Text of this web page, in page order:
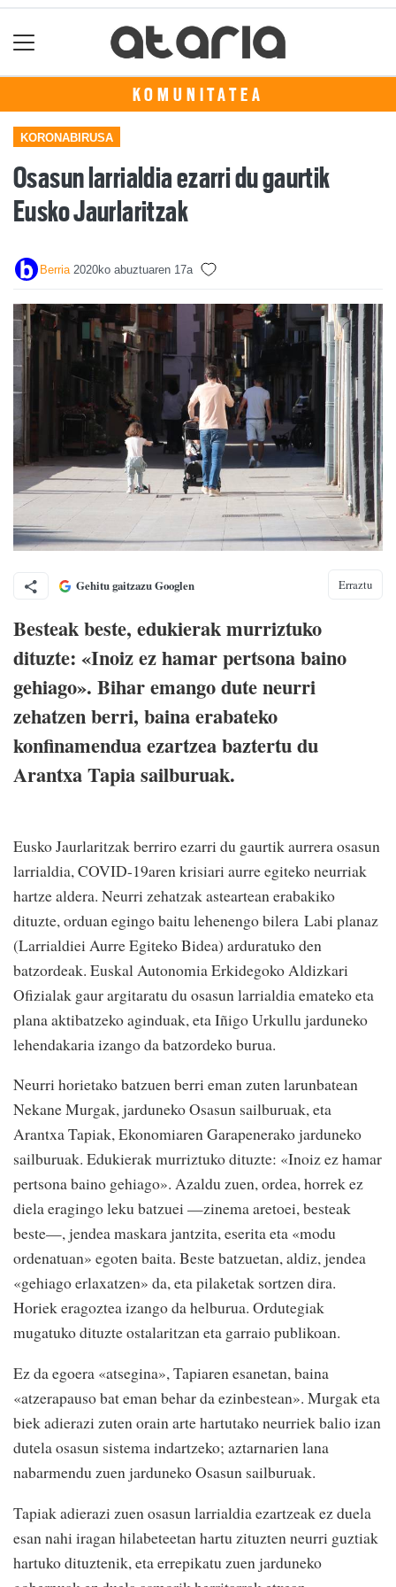
KOMUNITATEA
KORONABIRUSA
Osasun larrialdia ezarri du gaurtik
Eusko Jaurlaritzak
Berria 2020ko abuztuaren 17a
Gehitu gaitzazu Googlen Erraztu
Besteak beste, edukierak murriztuko
dituzte: «Inoiz ez hamar pertsona baino
gehiago». Bihar emango dute neurri
zehatzen berri, baina erabateko
konfinamendua ezartzea baztertu du
Arantxa Tapia sailburuak.
Eusko Jaurlaritzak berriro ezarri du gaurtik aurrera osasun
larrialdia, COVID-19aren krisiari aurre egiteko neurriak
hartze aldera. Neurri zehatzak asteartean erabakiko
dituzte, orduan egingo baitu lehenengo bilera Labi planaz
(Larrialdiei Aurre Egiteko Bidea) arduratuko den
batzordeak. Euskal Autonomia Erkidegoko Aldizkari
Ofizialak gaur argitaratu du osasun larrialdia emateko eta
plana aktibatzeko aginduak, eta Iñigo Urkullu jarduneko
lehendakaria izango da batzordeko burua.
Neurri horietako batzuen berri eman zuten larunbatean
Nekane Murgak, jarduneko Osasun sailburuak, eta
Arantxa Tapiak, Ekonomiaren Garapenerako jarduneko
sailburuak. Edukierak murriztuko dituzte: «Inoiz ez hamar
pertsona baino gehiago». Azaldu zuen, ordea, horrek ez
diela eragingo leku batzuei —zinema aretoei, besteak
beste—, jendea maskara jantzita, eserita eta «modu
ordenatuan» egoten baita. Beste batzuetan, aldiz, jendea
«gehiago erlaxatzen» da, eta pilaketak sortzen dira.
Horiek eragoztea izango da helburua. Ordutegiak
mugatuko dituzte ostalaritzan eta garraio publikoan.
Ez da egoera «atsegina», Tapiaren esanetan, baina
«atzerapauso bat eman behar da ezinbestean». Murgak eta
biek adierazi zuten orain arte hartutako neurriek balio izan
dutela osasun sistema indartzeko; aztarnarien lana
nabarmendu zuen jarduneko Osasun sailburuak.
Tapiak adierazi zuen osasun larrialdia ezartzeak ez duela
esan nahi iragan hilabeteetan hartu zituzten neurri guztiak
hartuko dituztenik, eta errepikatu zuen jarduneko